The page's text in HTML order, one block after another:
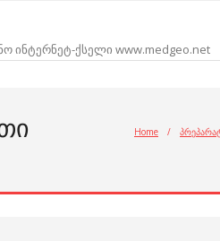
ინტერნეტ-ქსელი www.medgeo.net
Home /